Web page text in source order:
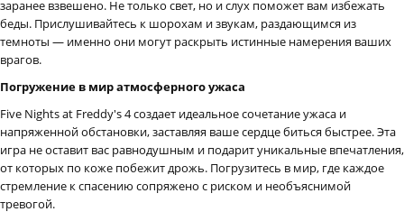
заранее взвешено. Не только свет, но и слух поможет вам избежать
беды. Прислушивайтесь к шорохам и звукам, раздающимся из
темноты — именно они могут раскрыть истинные намерения ваших
врагов.
Погружение в мир атмосферного ужаса
Five Nights at Freddy's 4 создает идеальное сочетание ужаса и
напряженной обстановки, заставляя ваше сердце биться быстрее. Эта
игра не оставит вас равнодушным и подарит уникальные впечатления,
от которых по коже побежит дрожь. Погрузитесь в мир, где каждое
стремление к спасению сопряжено с риском и необъяснимой
тревогой.